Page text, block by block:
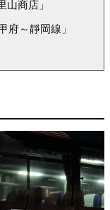
商店」
～靜岡線」